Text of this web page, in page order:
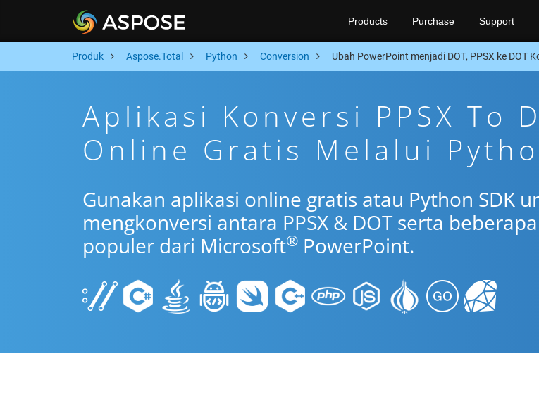
Products Purchase Support
Produk Aspose.Total Python Conversion Ubah PowerPoint menjadi DOT, PPSX ke DOT
Aplikasi Konversi PPSX To
Online Gratis Melalui
Gunakan aplikasi online gratis atau Python SDK
mengkonversi antara PPSX & DOT serta
populer dari Microsoft® PowerPoint.